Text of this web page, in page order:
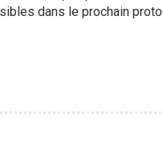
dans le prochain